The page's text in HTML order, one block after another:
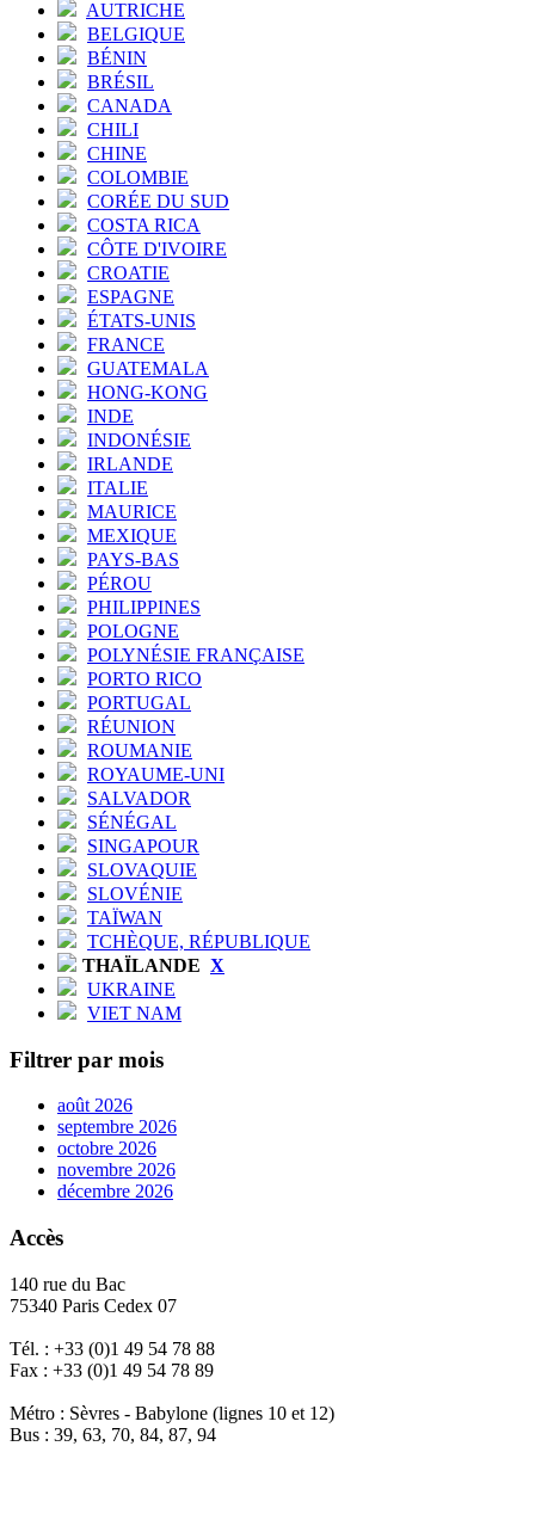
AUTRICHE
BELGIQUE
BÉNIN
BRÉSIL
CANADA
CHILI
CHINE
COLOMBIE
CORÉE DU SUD
COSTA RICA
CÔTE D'IVOIRE
CROATIE
ESPAGNE
ÉTATS-UNIS
FRANCE
GUATEMALA
HONG-KONG
INDE
INDONÉSIE
IRLANDE
ITALIE
MAURICE
MEXIQUE
PAYS-BAS
PÉROU
PHILIPPINES
POLOGNE
POLYNÉSIE FRANÇAISE
PORTO RICO
PORTUGAL
RÉUNION
ROUMANIE
ROYAUME-UNI
SALVADOR
SÉNÉGAL
SINGAPOUR
SLOVAQUIE
SLOVÉNIE
TAÏWAN
TCHÈQUE, RÉPUBLIQUE
THAÏLANDE X
UKRAINE
VIET NAM
Filtrer par mois
août 2026
septembre 2026
octobre 2026
novembre 2026
décembre 2026
Accès
140 rue du Bac
75340 Paris Cedex 07
Tél. : +33 (0)1 49 54 78 88
Fax : +33 (0)1 49 54 78 89
Métro : Sèvres - Babylone (lignes 10 et 12)
Bus : 39, 63, 70, 84, 87, 94